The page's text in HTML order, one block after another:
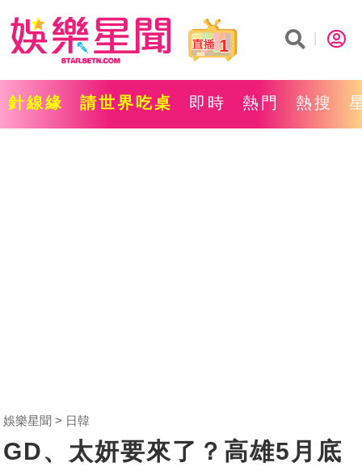
1
針線緣 請世界吃桌 即時 熱門 熱搜
娛樂星聞 日韓
GD、太妍要來了？高雄5月底